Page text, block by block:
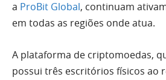
a ProBit Global, continuam
em todas as regiões onde atua.
A plataforma de criptomoedas,
possui três escritórios físicos ao